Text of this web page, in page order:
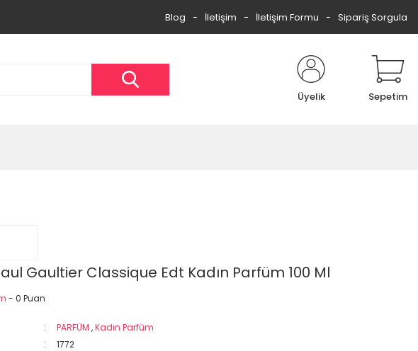
Blog İletişim İletişim Formu Sipariş Sorgula
Üyelik Sepetim
Gaultier Classique Edt Kadın Parfüm 100 Ml
- 0 Puan
PARFÜM ,Kadın Parfüm
1772